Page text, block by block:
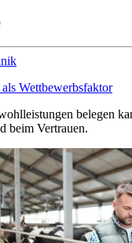
Wettbewerbsfaktor
belegen
beim Vertrauen.